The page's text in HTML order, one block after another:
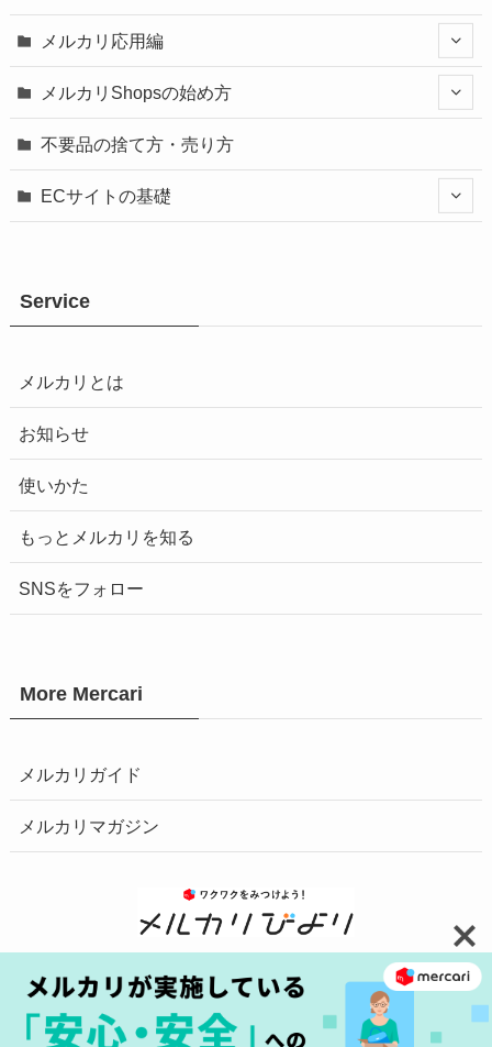
メルカリ応用編
メルカリShopsの始め方
不要品の捨て方・売り方
ECサイトの基礎
Service
メルカリとは
お知らせ
使いかた
もっとメルカリを知る
SNSをフォロー
More Mercari
メルカリガイド
メルカリマガジン
お問い合わせ 安心・安全の取り組みへ
プライバシーポリシー